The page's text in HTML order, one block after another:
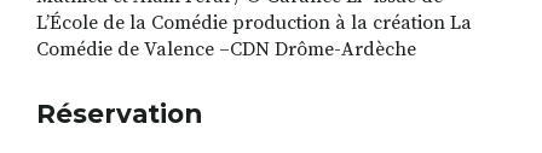
L’École de la Comédie production à la création La
Comédie de Valence –CDN Drôme-Ardèche
Réservation